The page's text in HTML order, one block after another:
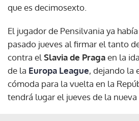
que es decimosexto.
El jugador de Pensilvania ya
pasado jueves al firmar el tanto
contra el Slavia de Pragaen la
de la Europa League, dejando la
cómoda para la vuelta en la
tendrá lugar el jueves de la nueva